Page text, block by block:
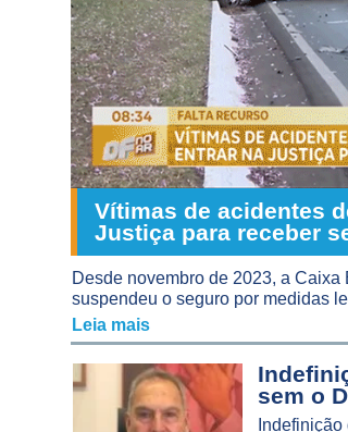
Vítimas de acidentes
Justiça para receber
Desde novembro de 2023, a
suspendeu o seguro por medidas
Leia mais
sem o